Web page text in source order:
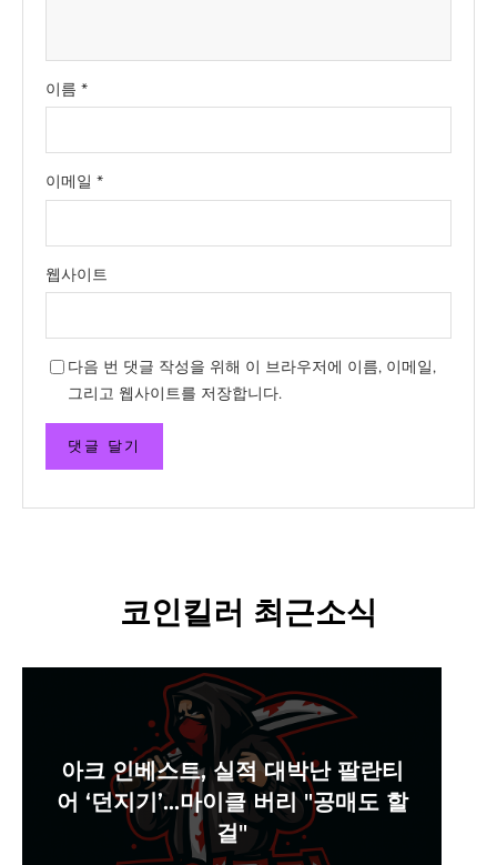
이름 *
이메일 *
웹사이트
다음 번 댓글 작성을 위해 이 브라우저에 이름, 이메일,
그리고 웹사이트를 저장합니다.
코인킬러 최근소식
아크 인베스트, 실적 대박난 팔란티
어 ‘던지기’…마이클 버리 "공매도 할
걸"